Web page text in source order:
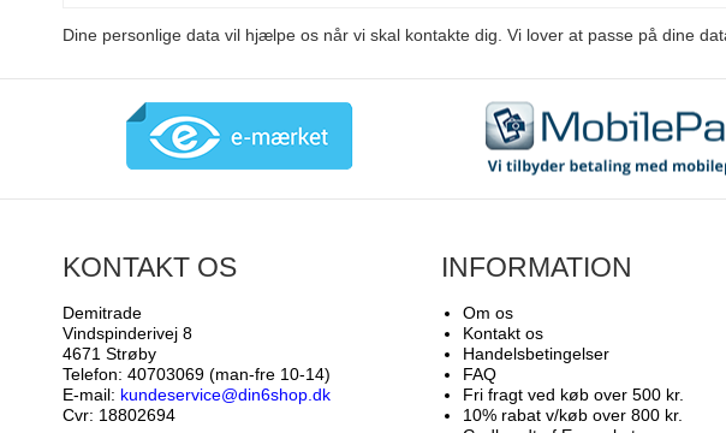
Dine personlige data vil hjælpe os når vi skal kontakte dig. Vi lover at passe på dine
KONTAKT OS
Demitrade
Vindspinderivej 8
4671 Strøby
Telefon: 40703069 (man-fre 10-14)
E-mail: kundeservice@din6shop.dk
Cvr: 18802694
INFORMATION
Om os
Kontakt os
Handelsbetingelser
FAQ
Fri fragt ved køb over 500 kr.
10% rabat v/køb over 800 kr.